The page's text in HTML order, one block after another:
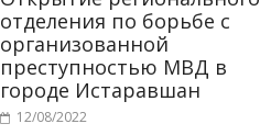
отделения по борьбе с
организованной
преступностью МВД в
городе Истаравшан
12/08/2022